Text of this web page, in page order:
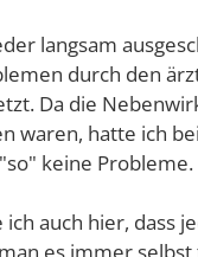
langsam
durch den
Da die
waren, hatte ich
keine Probleme.
auch hier, dass
es immer